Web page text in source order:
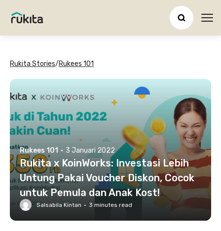
Rukita Stories/Rukees 101
Rukees 101 · 3 Januari 2022
Rukita x KoinWorks: Investasi Lebih
Untung Pakai Voucher Diskon, Cocok
untuk Pemula dan Anak Kost!
Salsabila Kintan · 3 minutes read